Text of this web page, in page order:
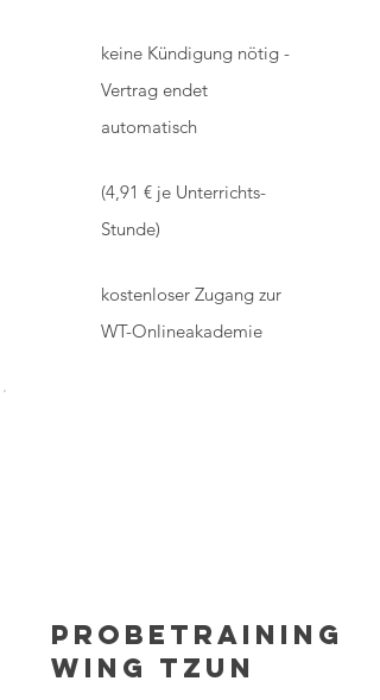
keine Kündigung nötig -
Vertrag endet
automatisch
(4,91 € je Unterrichts-
Stunde)
kostenloser Zugang zur
WT-Onlineakademie
Probetraining
Wing Tzun